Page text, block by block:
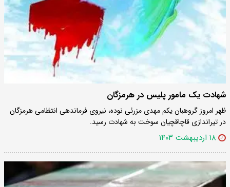
شهادت یک مامور پلیس در هرمزگان
ظهر امروز گروهبان یکم مهدی مزرئی نوده، نیروی فرماندهی انتظامی هرمزگان
در تیراندازی قاچاقچیان سوخت به شهادت رسید.
۱۸ اردیبهشت ۱۴۰۳